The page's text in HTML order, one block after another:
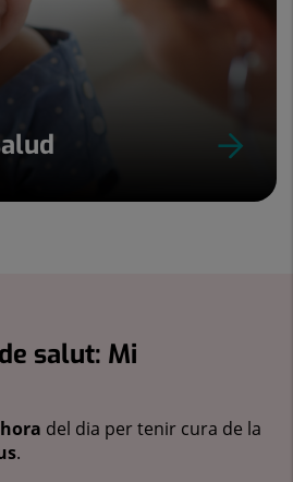
salut: Mi
del dia per tenir cura de la
.